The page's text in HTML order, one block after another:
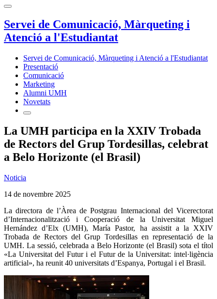
Servei de Comunicació, Màrqueting i
Atenció a l'Estudiantat
Servei de Comunicació, Màrqueting i Atenció a l'Estudiantat
Presentació
Comunicació
Marketing
Alumni UMH
Novetats
La UMH participa en la XXIV Trobada
de Rectors del Grup Tordesillas, celebrat
a Belo Horizonte (el Brasil)
Noticia
14 de novembre 2025
La directora de l’Àrea de Postgrau Internacional del Vicerectorat
d’Internacionalització i Cooperació de la Universitat Miguel
Hernández d’Elx (UMH), María Pastor, ha assistit a la XXIV
Trobada de Rectors del Grup Tordesillas en representació de la
UMH. La sessió, celebrada a Belo Horizonte (el Brasil) sota el títol
«La Universitat del Futur i el Futur de la Universitat: intel·ligència
artificial», ha reunit 40 universitats d’Espanya, Portugal i el Brasil.